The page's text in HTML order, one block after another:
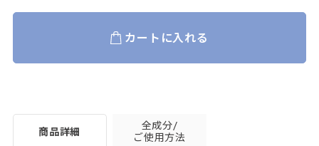
カートに入れる
商品詳細
全成分/
ご使用方法